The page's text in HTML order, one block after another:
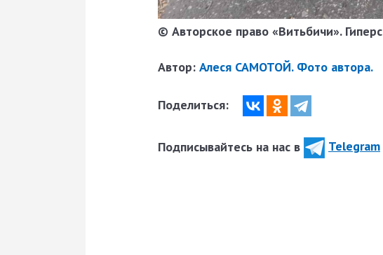
© Авторское право «Витьбичи».
Автор: Алеся САМОТОЙ. Фото автора.
Поделиться:
Подписывайтесь на нас в Telegram